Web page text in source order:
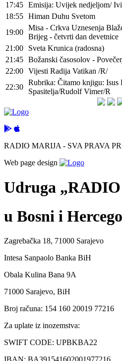
17:45 Emisija: Uvijek nedjeljom/
18:55 Himan Duhu Svetom
19:00
Misa - Crkva Uznesenja
Brijeg - četvrti dan devetnice
21:00
Sveta Krunica (radosna)
21:45 Božanski časosolov -
22:00 Vijesti Radija Vatikan /R/
22:30
Rubrika: Čitamo knjigu: Isus
Spasitelja/Rudolf Vimer/R
RADIO MARIJA - SVA PRAVA
Web page design
Udruga
u Bosni i
Zagrebačka 18, 71000 Sarajevo
Intesa Sanpaolo Banka BiH
Obala Kulina Bana 9A
71000 Sarajevo, BiH
Broj računa: 154 160 20019 77216
Za uplate iz inozemstva:
SWIFT CODE: UPBKBA22
IBAN: BA391541602001977216